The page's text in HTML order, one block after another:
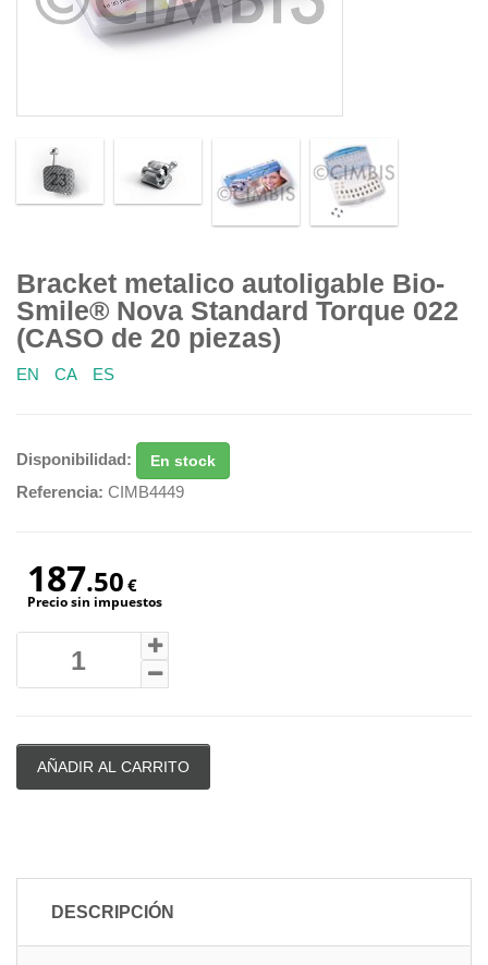
Bracket metalico autoligable Bio-
Smile® Nova Standard Torque 022
(CASO de 20 piezas)
EN CA ES
Disponibilidad: En stock
Referencia: CIMB4449
187.50 €
Precio sin impuestos
AÑADIR AL CARRITO
DESCRIPCIÓN